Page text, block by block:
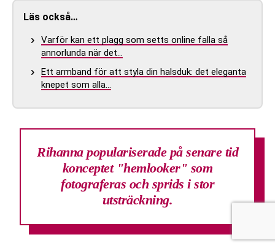
Läs också…
Varför kan ett plagg som setts online falla så
annorlunda när det…
Ett armband för att styla din halsduk: det eleganta
knepet som alla…
Rihanna populariserade på senare tid
konceptet "hemlooker" som
fotograferas och sprids i stor
utsträckning.